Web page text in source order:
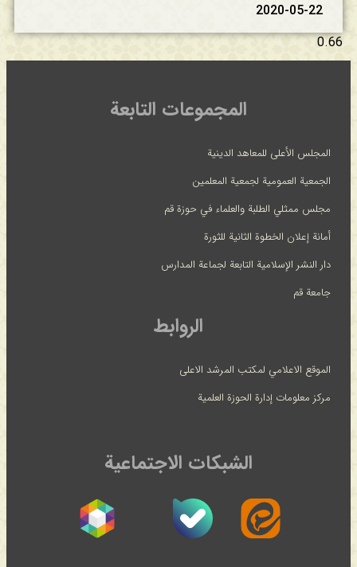
2020-05-22
المجموعات التابعة
المجلس الأعلى للمعاهد الدينية
الجمعية العمومية لجمعية المعلمين
مجلس ممثلي الطلبة والعلماء في حوزة قم
أمانة إعلان الخطوة الثانية للثورة
دار النشر الإسلامية التابعة لجماعة المدارس
جامعة قم
الروابط
الموقع الاعلامي لمكتب المرشد الاعلى
مركز معلومات إدارة الحوزة العلمية
الشبكات الاجتماعية